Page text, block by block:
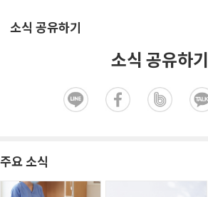
소식 공유하기
소식 공유하기
주요 소식